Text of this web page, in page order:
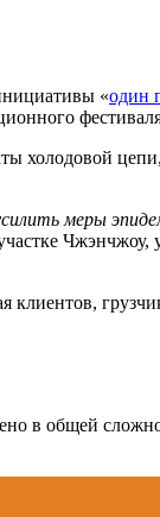
«один
холодовой
меры
клиентов,
в общей